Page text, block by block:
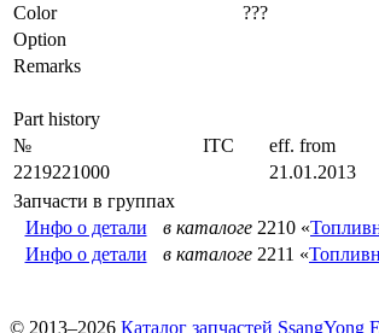
Color
???
Option
Remarks
Part history
№
ITC eff. from
2219221000
21.01.2013
Запчасти в группах
Инфо о детали
в каталоге 2210 «
Инфо о детали
в каталоге 2211 «
© 2013–2026 Каталог запчастей SsangYong